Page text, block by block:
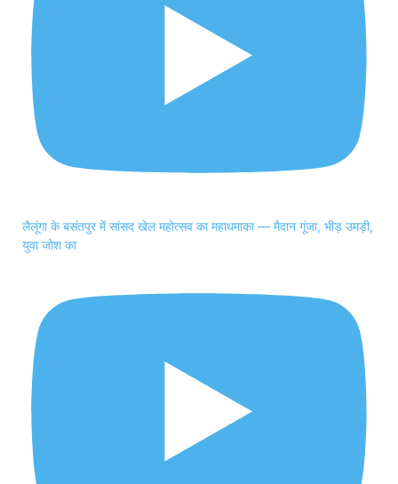
लैलूंगा के बसंतपुर में सांसद खेल महोत्सव का महाधमाका — मैदान गूंजा, भीड़ उमड़ी,
युवा जोश का